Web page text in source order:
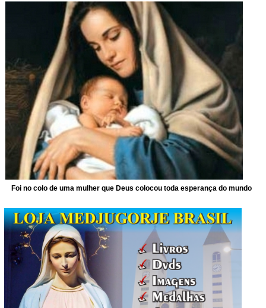
Foi no colo de uma mulher que Deus colocou toda esperança do mundo